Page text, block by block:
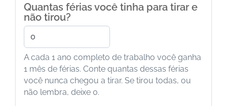
Quantas férias você tinha para tirar e
não tirou?
A cada 1 ano completo de trabalho você ganha
1 mês de férias. Conte quantas dessas férias
você nunca chegou a tirar. Se tirou todas, ou
não lembra, deixe 0.